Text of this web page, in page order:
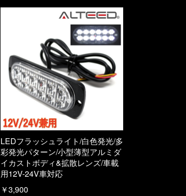
LEDフラッシュライト/白色発光/多
彩発光パターン/小型薄型アルミダ
イカストボディ&拡散レンズ/車載
用12V-24V車対応
￥3,900